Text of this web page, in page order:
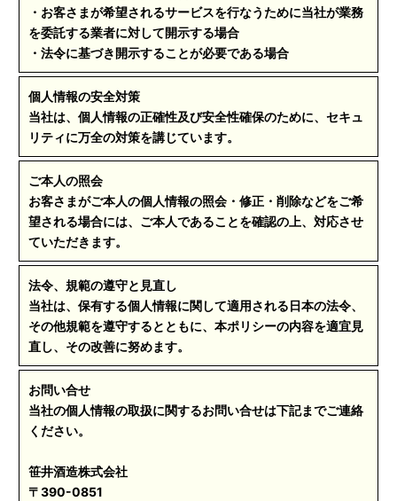
・お客さまが希望されるサービスを行なうために当社が業務
を委託する業者に対して開示する場合
・法令に基づき開示することが必要である場合
個人情報の安全対策
当社は、個人情報の正確性及び安全性確保のために、セキュ
リティに万全の対策を講じています。
ご本人の照会
お客さまがご本人の個人情報の照会・修正・削除などをご希
望される場合には、ご本人であることを確認の上、対応させ
ていただきます。
法令、規範の遵守と見直し
当社は、保有する個人情報に関して適用される日本の法令、
その他規範を遵守するとともに、本ポリシーの内容を適宜見
直し、その改善に努めます。
お問い合せ
当社の個人情報の取扱に関するお問い合せは下記までご連絡
ください。
笹井酒造株式会社
〒390-0851